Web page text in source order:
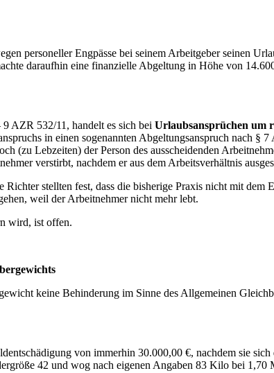
personeller Engpässe bei seinem Arbeitgeber seinen
daraufhin eine finanzielle Abgeltung in Höhe von
AZR 532/11, handelt es sich bei Urlaubsansprüchen um
in einen sogenannten Abgeltungsanspruch nach §
(zu Lebzeiten) der Person des ausscheidenden
verstirbt, nachdem er aus dem Arbeitsverhältnis
stellten fest, dass die bisherige Praxis nicht mit
weil der Arbeitnehmer nicht mehr lebt.
wird, ist offen.
keine Behinderung im Sinne des Allgemeinen
von immerhin 30.000,00 €, nachdem sie
42 und wog nach eigenen Angaben 83 Kilo bei